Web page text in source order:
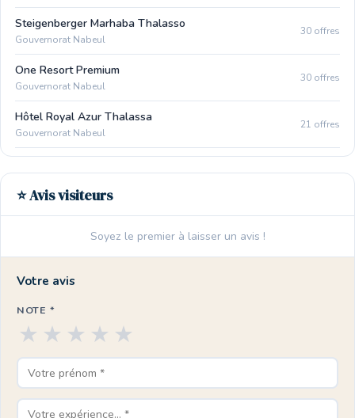
Steigenberger Marhaba Thalasso
Gouvernorat Nabeul
30 offres
One Resort Premium
Gouvernorat Nabeul
30 offres
Hôtel Royal Azur Thalassa
Gouvernorat Nabeul
21 offres
⭐ Avis visiteurs
Soyez le premier à laisser un avis !
Votre avis
NOTE *
★
★
★
★
★